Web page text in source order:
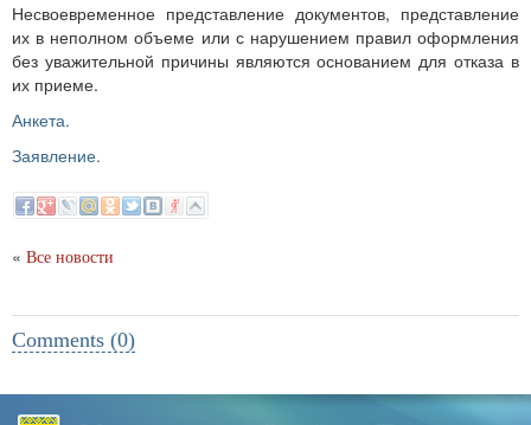
Несвоевременное представление документов, представление
их в неполном объеме или с нарушением правил оформления
без уважительной причины являются основанием для отказа в
их приеме.
Анкета.
Заявление.
« Все новости
Comments (0)